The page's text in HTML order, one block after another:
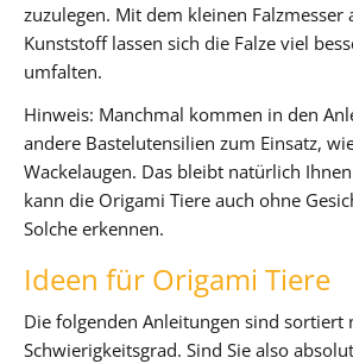
zuzulegen. Mit dem kleinen Falzmesser
Kunststoff lassen sich die Falze viel
umfalten.
Hinweis: Manchmal kommen in den
andere Bastelutensilien zum Einsatz,
Wackelaugen. Das bleibt natürlich
kann die Origami Tiere auch ohne
Solche erkennen.
Ideen für Origami Tiere
Die folgenden Anleitungen sind sortiert
Schwierigkeitsgrad. Sind Sie also